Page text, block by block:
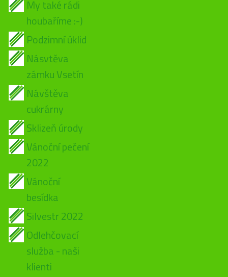
My také rádi
houbaříme :-)
Podzimní úklid
Násvtěva
zámku Vsetín
Návštěva
cukrárny
Sklizeň úrody
Vánoční pečení
2022
Vánoční
besídka
Silvestr 2022
Odlehčovací
služba - naši
klienti